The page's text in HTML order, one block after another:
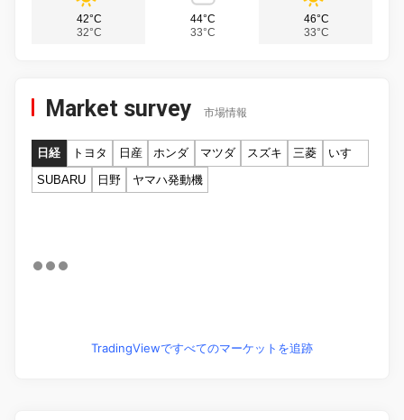
42°C
32°C
44°C
33°C
46°C
33°C
Market survey 市場情報
日経 トヨタ 日産 ホンダ マツダ スズキ 三菱
いすゞ
SUBARU
日野 ヤマハ発動機
TradingViewですべてのマーケットを追跡